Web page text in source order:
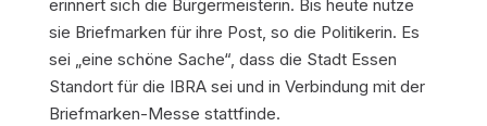
erinnert sich die Bürgermeisterin. Bis heute nutze
sie Briefmarken für ihre Post, so die Politikerin. Es
sei „eine schöne Sache“, dass die Stadt Essen
Standort für die IBRA sei und in Verbindung mit der
Briefmarken-Messe stattfinde.